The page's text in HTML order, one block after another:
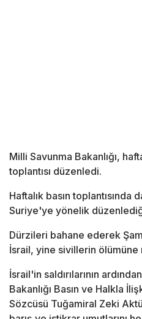
Milli Savunma Bakanlığı,
toplantısı düzenledi.
Haftalık basın toplantısında
Suriye'ye yönelik
Dürzileri bahane ederek
İsrail, yine sivillerin ölümüne
İsrail'in saldırılarının
Bakanlığı Basın ve Halkla
Sözcüsü Tuğamiral Zeki